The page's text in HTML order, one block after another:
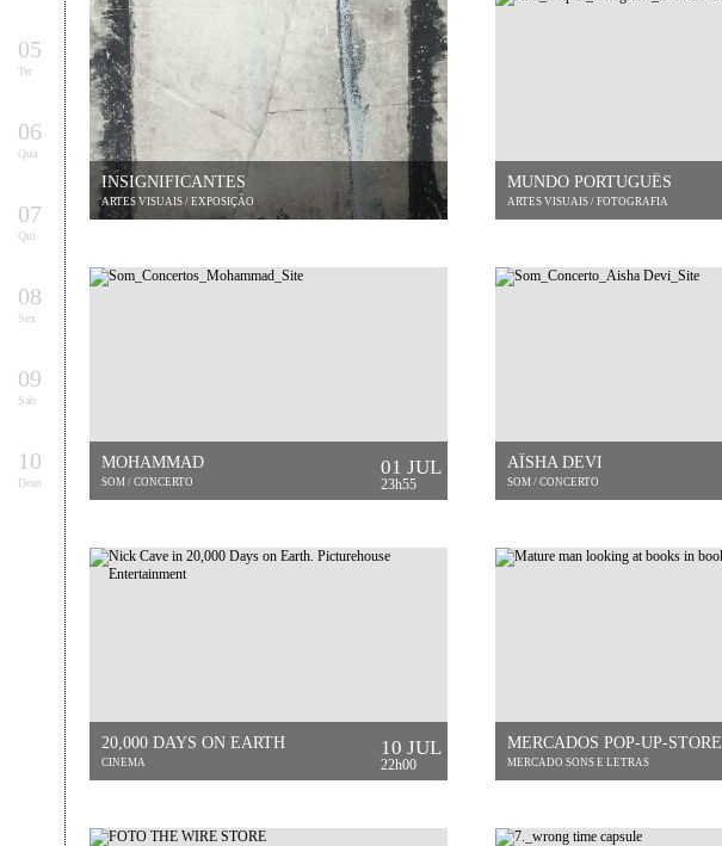
05
Ter
06
Qua
07
Qui
08
Sex
09
Sab
10
Dom
INSIGNIFICANTES
ARTES VISUAIS / EXPOSIÇÃO
MUNDO PORTUGUÊS
ARTES VISUAIS / FOTOGRAFIA
MOHAMMAD
SOM / CONCERTO
01 JUL
23h55
AÏSHA DEVI
SOM / CONCERTO
20,000 DAYS ON EARTH
CINEMA
10 JUL
22h00
MERCADOS POP-UP-STORE
MERCADO SONS E LETRAS